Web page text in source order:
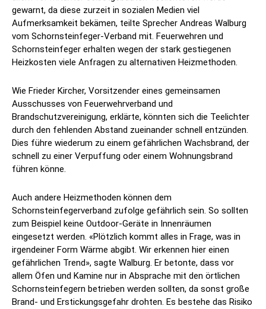
gewarnt, da diese zurzeit in sozialen Medien viel
Aufmerksamkeit bekämen, teilte Sprecher Andreas Walburg
vom Schornsteinfeger-Verband mit. Feuerwehren und
Schornsteinfeger erhalten wegen der stark gestiegenen
Heizkosten viele Anfragen zu alternativen Heizmethoden.
Wie Frieder Kircher, Vorsitzender eines gemeinsamen
Ausschusses von Feuerwehrverband und
Brandschutzvereinigung, erklärte, könnten sich die Teelichter
durch den fehlenden Abstand zueinander schnell entzünden.
Dies führe wiederum zu einem gefährlichen Wachsbrand, der
schnell zu einer Verpuffung oder einem Wohnungsbrand
führen könne.
Auch andere Heizmethoden können dem
Schornsteinfegerverband zufolge gefährlich sein. So sollten
zum Beispiel keine Outdoor-Geräte in Innenräumen
eingesetzt werden. «Plötzlich kommt alles in Frage, was in
irgendeiner Form Wärme abgibt. Wir erkennen hier einen
gefährlichen Trend», sagte Walburg. Er betonte, dass vor
allem Öfen und Kamine nur in Absprache mit den örtlichen
Schornsteinfegern betrieben werden sollten, da sonst große
Brand- und Erstickungsgefahr drohten. Es bestehe das Risiko